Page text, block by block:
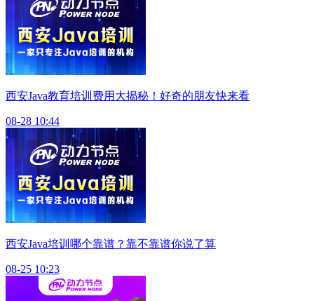
西安Java教育培训费用大揭秘！好奇的朋友快来看
08-28 10:44
西安Java培训哪个靠谱？靠不靠谱你说了算
08-25 10:23